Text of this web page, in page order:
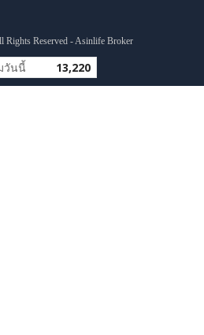
Rights Reserved - Asinlife Broker
วันนี้ 13,220